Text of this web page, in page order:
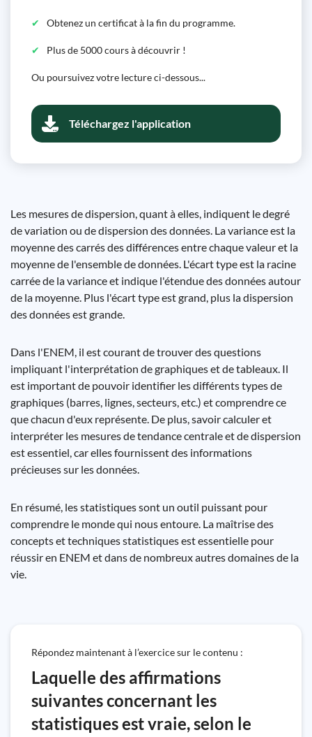
Obtenez un certificat à la fin du programme.
Plus de 5000 cours à découvrir !
Ou poursuivez votre lecture ci-dessous...
Téléchargez l'application
Les mesures de dispersion, quant à elles, indiquent le degré
de variation ou de dispersion des données. La variance est la
moyenne des carrés des différences entre chaque valeur et la
moyenne de l'ensemble de données. L'écart type est la racine
carrée de la variance et indique l'étendue des données autour
de la moyenne. Plus l'écart type est grand, plus la dispersion
des données est grande.
Dans l'ENEM, il est courant de trouver des questions
impliquant l'interprétation de graphiques et de tableaux. Il
est important de pouvoir identifier les différents types de
graphiques (barres, lignes, secteurs, etc.) et comprendre ce
que chacun d'eux représente. De plus, savoir calculer et
interpréter les mesures de tendance centrale et de dispersion
est essentiel, car elles fournissent des informations
précieuses sur les données.
En résumé, les statistiques sont un outil puissant pour
comprendre le monde qui nous entoure. La maîtrise des
concepts et techniques statistiques est essentielle pour
réussir en ENEM et dans de nombreux autres domaines de la
vie.
Répondez maintenant à l’exercice sur le contenu :
Laquelle des affirmations
suivantes concernant les
statistiques est vraie, selon le